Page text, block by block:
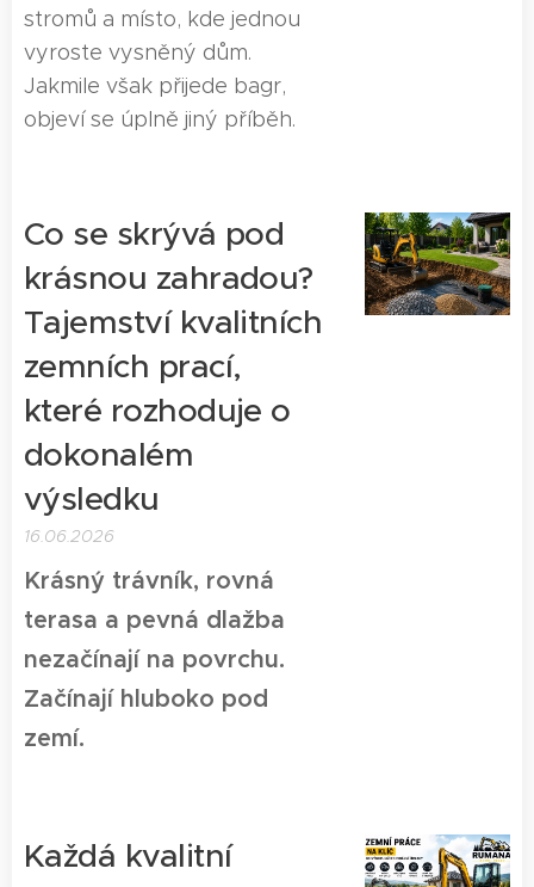
stromů a místo, kde jednou
vyroste vysněný dům.
Jakmile však přijede bagr,
objeví se úplně jiný příběh.
Co se skrývá pod
krásnou zahradou?
Tajemství kvalitních
zemních prací,
které rozhoduje o
dokonalém
výsledku
16.06.2026
Krásný trávník, rovná
terasa a pevná dlažba
nezačínají na povrchu.
Začínají hluboko pod
zemí.
Každá kvalitní